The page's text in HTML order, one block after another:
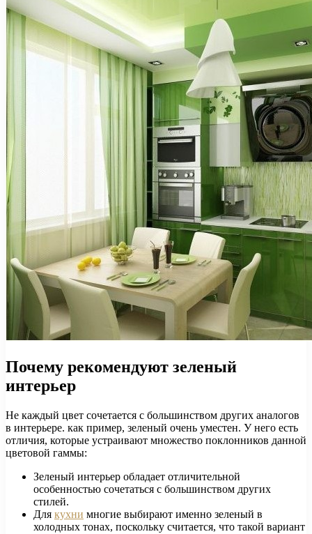
Почему рекомендуют зеленый
интерьер
Не каждый цвет сочетается с большинством других аналогов
в интерьере. как пример, зеленый очень уместен. У него есть
отличия, которые устраивают множество поклонников данной
цветовой гаммы:
Зеленый интерьер обладает отличительной
особенностью сочетаться с большинством других
стилей.
Для кухни многие выбирают именно зеленый в
холодных тонах, поскольку считается, что такой вариант